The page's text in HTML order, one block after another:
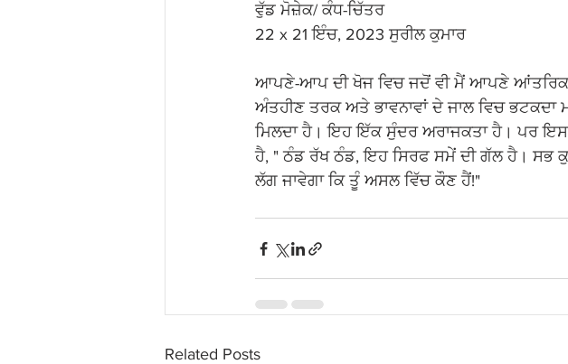
ਵੁੱਡ ਮੋਜ਼ੇਕ/ ਕੰਧ-ਚਿੱਤਰ
22 x 21 ਇੰਚ, 2023 ਸੁਰੀਲ ਕੁਮਾਰ
ਆਪਣੇ-ਆਪ ਦੀ ਖੋਜ ਵਿਚ ਜਦੋਂ ਵੀ ਮੈਂ ਆਪਣੇ ਆਂਤਰਿਕ
ਅੰਤਹੀਣ ਤਰਕ ਅਤੇ ਭਾਵਨਾਵਾਂ ਦੇ ਜਾਲ ਵਿਚ
ਮਿਲਦਾ ਹੈ। ਇਹ ਇੱਕ ਸੁੰਦਰ ਅਰਾਜਕਤਾ ਹੈ। ਪਰ ਇਸ
ਹੈ, " ਠੰਡ ਰੱਖ ਠੰਡ, ਇਹ ਸਿਰਫ ਸਮੇਂ ਦੀ ਗੱਲ ਹੈ। ਸਭ
ਲੱਗ ਜਾਵੇਗਾ ਕਿ ਤੂੰ ਅਸਲ ਵਿੱਚ ਕੌਣ ਹੈਂ!"
Related Posts